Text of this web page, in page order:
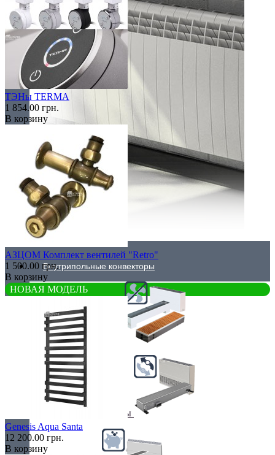
Внутрипольные конвекторы
Без вентилятора
Климаконвекторы
ТЭНы TERMA
1 854.00 грн.
В корзину
АЗЦОМ Комплект вентилей "Retro"
1 500.00 грн.
В корзину
НОВАЯ МОДЕЛЬ
Genesis Aqua Santa
12 200.00 грн.
В корзину